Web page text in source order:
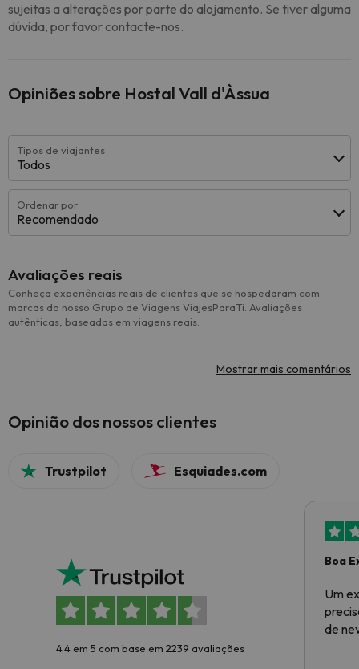
sujeitas a alterações por parte do alojamento. Se tiver alguma
dúvida, por favor contacte-nos.
Opiniões sobre Hostal Vall d'Àssua
Tipos de viajantes
Todos
Ordenar por:
Recomendado
Avaliações reais
Conheça experiências reais de clientes que se hospedaram com
marcas do nosso Grupo de Viagens ViajesParaTi. Avaliações
autênticas, baseadas em viagens reais.
Mostrar mais comentários
Opinião dos nossos clientes
Trustpilot Esquiades.com
4.4 em 5 com base em 2239 avaliações
Boa
Um
de